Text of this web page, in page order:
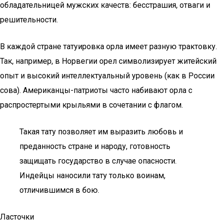
обладательницей мужских качеств: бесстрашия, отваги и
решительности.
В каждой стране татуировка орла имеет разную трактовку.
Так, например, в Норвегии орел символизирует житейский
опыт и высокий интеллектуальный уровень (как в России
сова). Американцы-патриоты часто набивают орла с
распростертыми крыльями в сочетании с флагом.
Такая тату позволяет им выразить любовь и
преданность стране и народу, готовность
защищать государство в случае опасности.
Индейцы наносили тату только воинам,
отличившимся в бою.
Ласточки